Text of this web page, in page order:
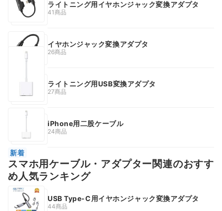
ライトニング用イヤホンジャック変換アダプタ
41商品
イヤホンジャック変換アダプタ
26商品
ライトニング用USB変換アダプタ
27商品
iPhone用二股ケーブル
24商品
新着
スマホ用ケーブル・アダプター関連のおすす
め人気ランキング
USB Type-C用イヤホンジャック変換アダプタ
44商品